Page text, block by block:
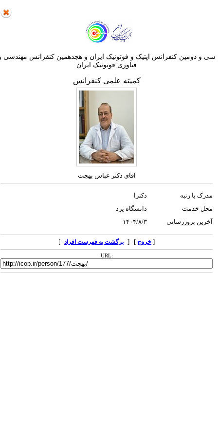
و دومین کنفرانس اپتيک و فوتونيک ایران و هجدهمين کنفرانس مهندسی و
فناوری فوتونيک ايران
کمیته علمی کنفرانس
آقای دکتر عباس بهجت
مدرک یا رتبه
دکترا
محل خدمت
دانشگاه یزد
آخرین بروزرسانی
۱۴۰۴/۸/۳
خروج] [ برگشت به فهرست افراد ]
URL: